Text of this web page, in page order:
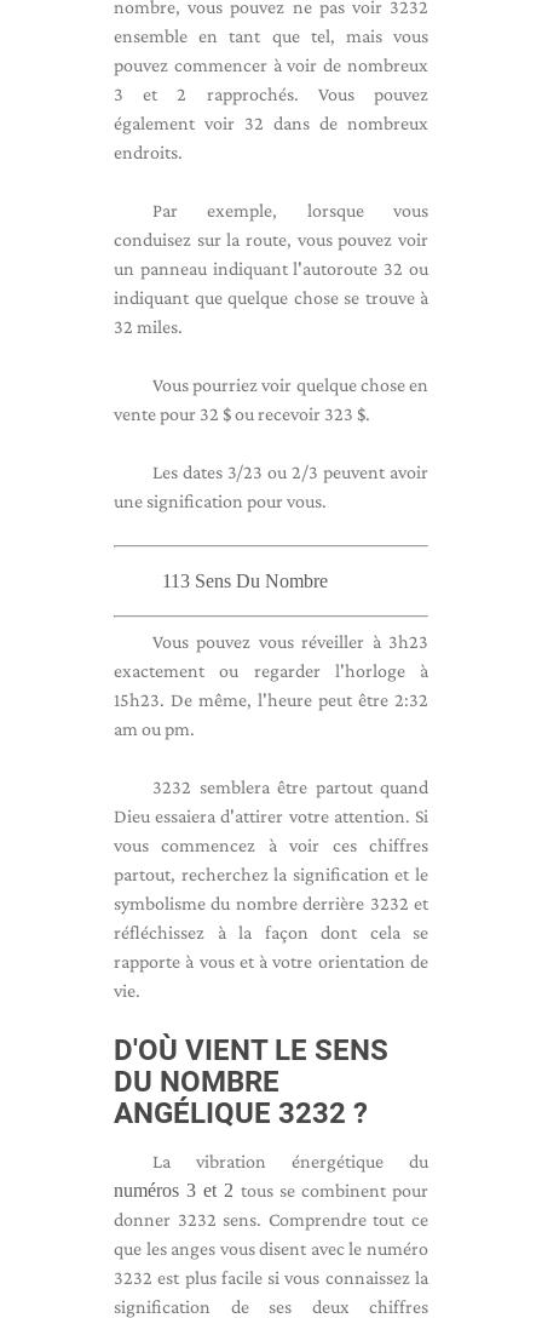
nombre, vous pouvez ne pas voir 3232
ensemble en tant que tel, mais vous
pouvez commencer à voir de nombreux
3 et 2 rapprochés. Vous pouvez
également voir 32 dans de nombreux
endroits.
Par exemple, lorsque vous
conduisez sur la route, vous pouvez voir
un panneau indiquant l'autoroute 32 ou
indiquant que quelque chose se trouve à
32 miles.
Vous pourriez voir quelque chose en
vente pour 32 $ ou recevoir 323 $.
Les dates 3/23 ou 2/3 peuvent avoir
une signification pour vous.
113 Sens Du Nombre
Vous pouvez vous réveiller à 3h23
exactement ou regarder l'horloge à
15h23. De même, l'heure peut être 2:32
am ou pm.
3232 semblera être partout quand
Dieu essaiera d'attirer votre attention. Si
vous commencez à voir ces chiffres
partout, recherchez la signification et le
symbolisme du nombre derrière 3232 et
réfléchissez à la façon dont cela se
rapporte à vous et à votre orientation de
vie.
D'OÙ VIENT LE SENS
DU NOMBRE
ANGÉLIQUE 3232 ?
La vibration énergétique du
numéros 3 et 2 tous se combinent pour
donner 3232 sens. Comprendre tout ce
que les anges vous disent avec le numéro
3232 est plus facile si vous connaissez la
signification de ses deux chiffres